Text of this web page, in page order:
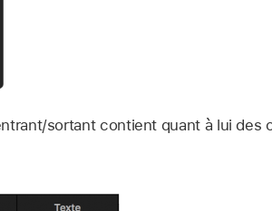
sortant contient quant à lui des